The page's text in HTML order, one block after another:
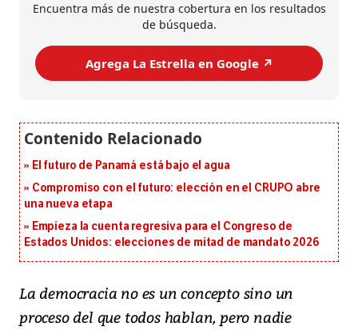
Encuentra más de nuestra cobertura en los resultados
de búsqueda.
Agrega La Estrella en Google ↗️
El futuro de Panamá está bajo el agua
Compromiso con el futuro: elección en el CRUPO abre
una nueva etapa
Empieza la cuenta regresiva para el Congreso de
Estados Unidos: elecciones de mitad de mandato 2026
La democracia no es un concepto sino un
proceso del que todos hablan, pero nadie